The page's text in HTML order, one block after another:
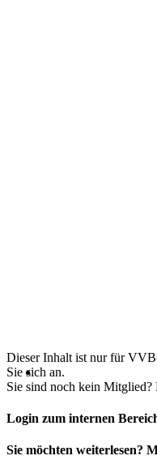
Dieser Inhalt ist nur für
Sie sich an.
Sie sind noch kein Mitglied?
Login zum internen
Sie möchten weiterlesen?